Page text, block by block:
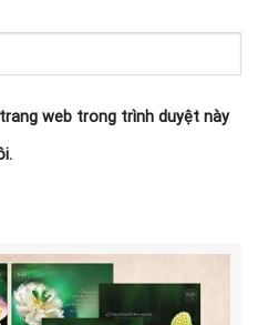
web trong trình duyệt này